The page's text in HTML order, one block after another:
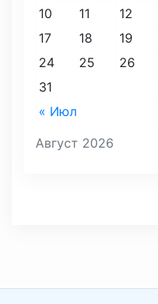
Август 2026
« Июл
10
11 12
17
18 19
24
25 26
31